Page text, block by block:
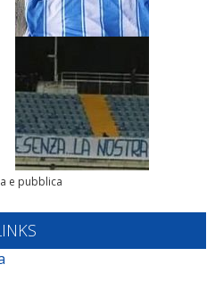
e pubblica